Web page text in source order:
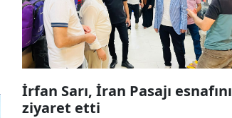
İrfan Sarı, İran Pasajı esnafını
ziyaret etti